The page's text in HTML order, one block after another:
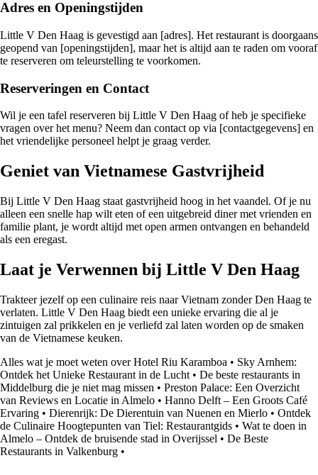
Adres en Openingstijden
Little V Den Haag is gevestigd aan [adres]. Het restaurant is doorgaans
geopend van [openingstijden], maar het is altijd aan te raden om vooraf
te reserveren om teleurstelling te voorkomen.
Reserveringen en Contact
Wil je een tafel reserveren bij Little V Den Haag of heb je specifieke
vragen over het menu? Neem dan contact op via [contactgegevens] en
het vriendelijke personeel helpt je graag verder.
Geniet van Vietnamese Gastvrijheid
Bij Little V Den Haag staat gastvrijheid hoog in het vaandel. Of je nu
alleen een snelle hap wilt eten of een uitgebreid diner met vrienden en
familie plant, je wordt altijd met open armen ontvangen en behandeld
als een eregast.
Laat je Verwennen bij Little V Den Haag
Trakteer jezelf op een culinaire reis naar Vietnam zonder Den Haag te
verlaten. Little V Den Haag biedt een unieke ervaring die al je
zintuigen zal prikkelen en je verliefd zal laten worden op de smaken
van de Vietnamese keuken.
Alles wat je moet weten over Hotel Riu Karamboa • Sky Arnhem:
Ontdek het Unieke Restaurant in de Lucht • De beste restaurants in
Middelburg die je niet mag missen • Preston Palace: Een Overzicht
van Reviews en Locatie in Almelo • Hanno Delft – Een Groots Café
Ervaring • Dierenrijk: De Dierentuin van Nuenen en Mierlo • Ontdek
de Culinaire Hoogtepunten van Tiel: Restaurantgids • Wat te doen in
Almelo – Ontdek de bruisende stad in Overijssel • De Beste
Restaurants in Valkenburg •